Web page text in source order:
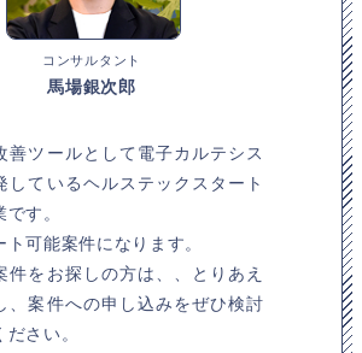
コンサルタント
馬場銀次郎
善ツールとして電子カルテシス
しているヘルステックスタート
す。
可能案件になります。
件をお探しの方は、、とりあえ
、案件への申し込みをぜひ検討
さい。